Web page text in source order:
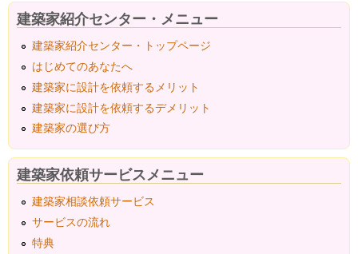
建築家紹介センター・メニュー
建築家紹介センター・トップページ
はじめてのあなたへ
建築家に設計を依頼するメリット
建築家に設計を依頼するデメリット
建築家の選び方
建築家依頼サービスメニュー
建築家相談依頼サービス
サービスの流れ
特典